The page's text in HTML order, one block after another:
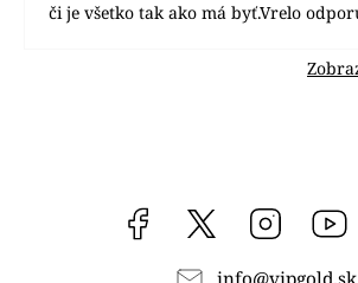
či je všetko tak ako má byť.Vrelo
Facebook vipgoldsk Instagram